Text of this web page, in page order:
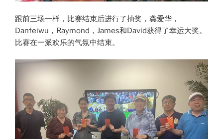
跟前三场一样，比赛结束后进行了抽奖，龚爱华，
Danfeiwu，Raymond，James和David获得了幸运大奖。
比赛在一派欢乐的气氛中结束。